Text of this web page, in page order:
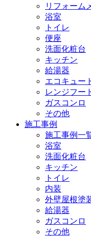
リフォーム
浴室
トイレ
便座
洗面化粧台
キッチン
給湯器
エコキュー
レンジフー
ガスコンロ
その他
施工事例
施工事例一
浴室
洗面化粧台
キッチン
トイレ
内装
外壁屋根塗
給湯器
ガスコンロ
その他